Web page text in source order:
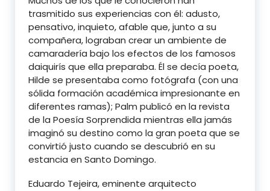
trasmitido sus experiencias con él: adusto,
pensativo, inquieto, afable que, junto a su
compañera, lograban crear un ambiente de
camaradería bajo los efectos de los famosos
daiquirís que ella preparaba. Él se decía poeta,
Hilde se presentaba como fotógrafa (con una
sólida formación académica impresionante en
diferentes ramas); Palm publicó en la revista
de la Poesía Sorprendida mientras ella jamás
imaginó su destino como la gran poeta que se
convirtió justo cuando se descubrió en su
estancia en Santo Domingo.
Eduardo Tejeira, eminente arquitecto